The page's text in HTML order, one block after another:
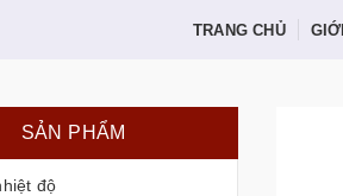
TRANG CHỦ
SẢN PHẨM
độ